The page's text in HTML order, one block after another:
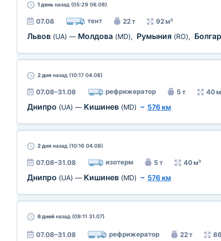
1 день назад (05:29 06.08)
07.08 тент 22 т 92 м³
Львов (UA) — Молдова (MD), Румыния (RO),
2 дня назад (10:17 04.08)
07.08–31.08 рефрижератор 5 т 40
Днипро (UA) — Кишинев (MD) ~ 576 км
2 дня назад (10:16 04.08)
07.08–31.08 изотерм 5 т 40 м³
Днипро (UA) — Кишинев (MD) ~ 576 км
6 дней назад (09:11 31.07)
07.08–31.08 рефрижератор 22 т